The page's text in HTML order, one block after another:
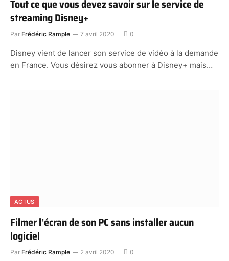
Tout ce que vous devez savoir sur le service de
streaming Disney+
Par Frédéric Rample 7 avril 2020 0
Disney vient de lancer son service de vidéo à la demande
en France. Vous désirez vous abonner à Disney+ mais…
ACTUS
Filmer l’écran de son PC sans installer aucun
logiciel
Par Frédéric Rample 2 avril 2020 0